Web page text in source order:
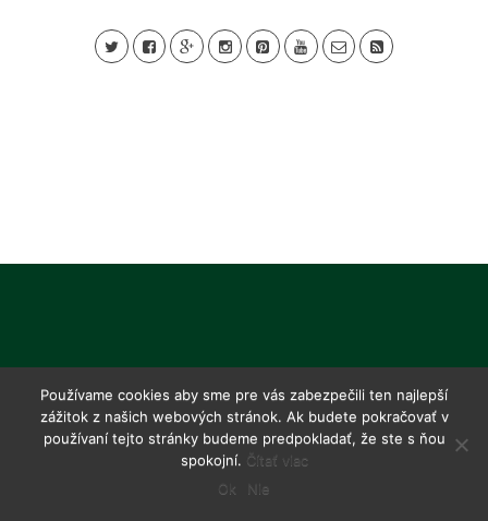
Používame cookies aby sme pre vás zabezpečili ten najlepší
zážitok z našich webových stránok. Ak budete pokračovať v
používaní tejto stránky budeme predpokladať, že ste s ňou
spokojní. Čítať viac
Ok
Nie